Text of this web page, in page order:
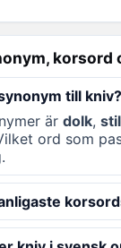
till kniv?
är dolk,
ord som